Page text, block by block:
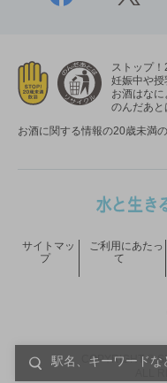
ストップ！
妊娠中や授
お酒はなに
のんだあと
お酒に関する情報の20歳未満
COPYRIGHT ©
サイトマッ
プ
ご利用にあたっ
て